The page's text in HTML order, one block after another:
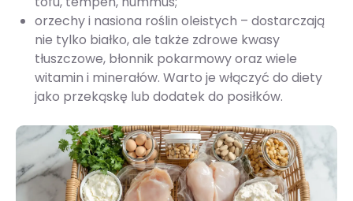
orzechy i nasiona roślin oleistych – dostarczają
nie tylko białko, ale także zdrowe kwasy
tłuszczowe, błonnik pokarmowy oraz wiele
witamin i minerałów. Warto je włączyć do diety
jako przekąskę lub dodatek do posiłków.